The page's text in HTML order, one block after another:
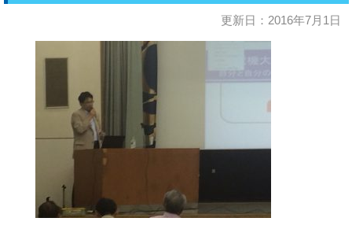
更新日：2016年7月1日